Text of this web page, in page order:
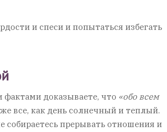
и спеси и попытаться избегать
фактами доказываете, что «обо всем
все, как день солнечный и теплый.
собираетесь прерывать отношения и